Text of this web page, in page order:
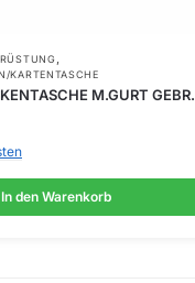
,
KARTENTASCHE
M.GURT GEBR.
In den Warenkorb